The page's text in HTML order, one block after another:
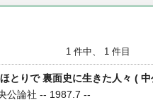
1 件中、 1 件目
とりで 裏面史に生きた人々 (
公論社 -- 1987.7 --